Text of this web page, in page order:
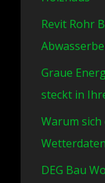
Revit Rohr
Graue
steckt in
Warum
DEG Bau